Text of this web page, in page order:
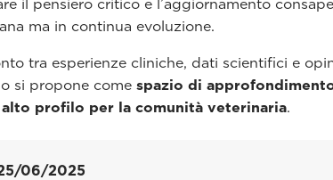
il pensiero critico e l’aggiornamento
ma in continua evoluzione.
tra esperienze cliniche, dati scientifici e
si propone come spazio di
profilo per la comunità veterinaria.
06/2025